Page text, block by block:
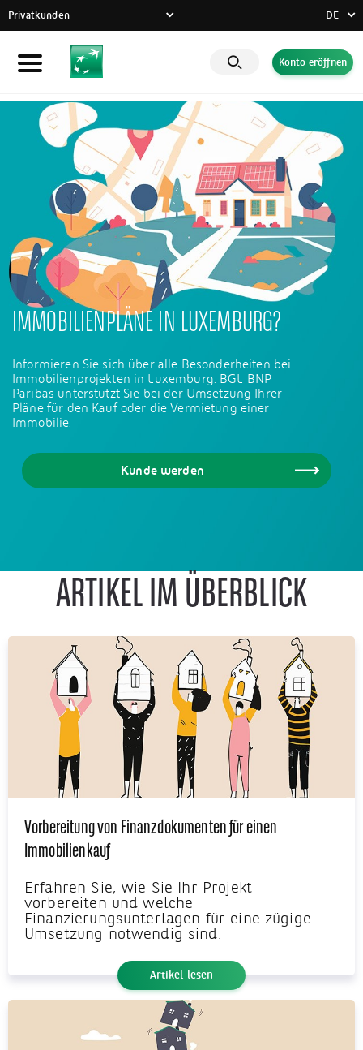
Privatkunden
Privatkunden
Unternehmen
Banque Privée
CSR-Engagement
Aktuelles
Innovative Lösungen
DE
FR
DE
Konto eröffnen
IMMOBILIENPLÄNE IN LUXEMBURG?
Informieren Sie sich über alle Besonderheiten bei
Immobilienprojekten in Luxemburg. BGL BNP
Paribas unterstützt Sie bei der Umsetzung Ihrer
Pläne für den Kauf oder die Vermietung einer
Immobilie.
Kunde werden
ARTIKEL IM ÜBERBLICK
Vorbereitung von Finanzdokumenten für einen
Immobilienkauf
Erfahren Sie, wie Sie Ihr Projekt
vorbereiten und welche
Finanzierungsunterlagen für eine zügige
Umsetzung notwendig sind.
Artikel lesen